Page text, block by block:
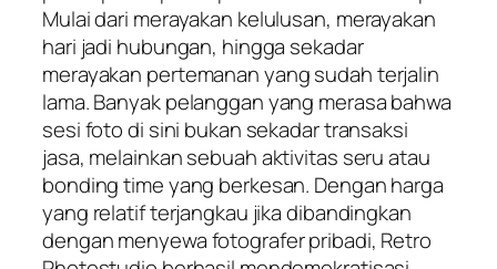
Mulai dari merayakan kelulusan, merayakan
hari jadi hubungan, hingga sekadar
merayakan pertemanan yang sudah terjalin
lama. Banyak pelanggan yang merasa bahwa
sesi foto di sini bukan sekadar transaksi
jasa, melainkan sebuah aktivitas seru atau
bonding time yang berkesan. Dengan harga
yang relatif terjangkau jika dibandingkan
dengan menyewa fotografer pribadi, Retro